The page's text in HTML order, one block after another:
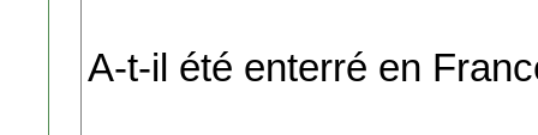
A-t-il été enterré en